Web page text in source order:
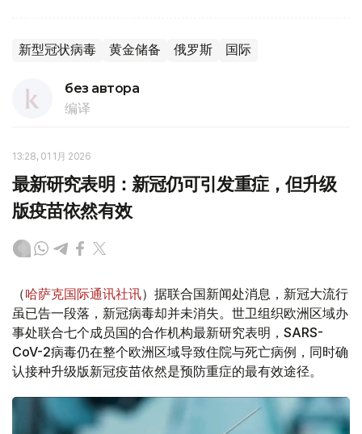
新型冠状病毒 黄金储备 俄罗斯 国际
без автора
编译
13:28, 01 1月 2026
最新研究表明：新冠仍可引发重症，但升级
版疫苗依然有效
（哈萨克国际通讯社讯）据联合国新闻处消息，新冠大流行
虽已告一段落，新冠病毒却并未消失。世卫组织欧洲区域办
事处联合七个成员国的合作机构最新研究表明，SARS-
CoV-2病毒仍在整个欧洲区域导致住院与死亡病例，同时确
认接种升级版新冠疫苗依然是预防重症的最有效途径。